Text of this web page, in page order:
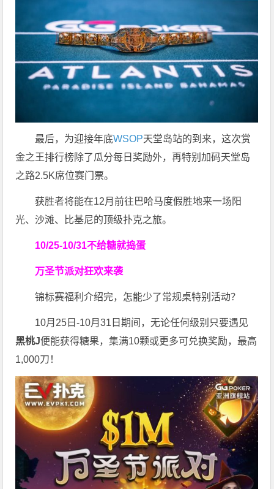
最后，为迎接年底WSOP天堂岛站的到来，这次赏
金之王排行榜除了瓜分每日奖励外，再特别加码天堂岛
之路2.5K席位赛门票。
获胜者将能在12月前往巴哈马度假胜地来一场阳
光、沙滩、比基尼的顶级扑克之旅。
10/25-10/31不给糖就捣蛋
万圣节派对狂欢来袭
锦标赛福利介绍完，怎能少了常规桌特别活动？
10月25日-10月31日期间，无论任何级别只要遇见
黑桃J便能获得糖果，集满10颗或更多可兑换奖励，最高
1,000刀！